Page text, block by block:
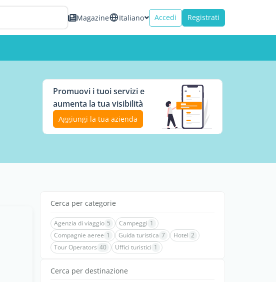
Magazine Italiano Accedi Registrati
Promuovi i tuoi servizi e
aumenta la tua visibilità
Aggiungi la tua azienda
Cerca per categorie
Agenzia di viaggio 5 Campeggi 1
Compagnie aeree 1 Guida turistica 7 Hotel 2
Tour Operators 40 Uffici turistici 1
Cerca per destinazione